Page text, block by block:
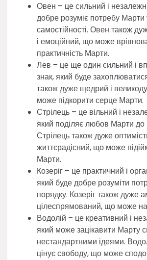
Овен – це сильний і
добре розуміє потребу Марти
самостійності. Овен також
і емоційний, що може
практичність Марти.
Лев – це ще один сильний і
знак, який буде
також дуже щедрий і
може підкорити серце Марти.
Стрілець – це вільний і
який поділяє любов Марти до
Стрілець також дуже
життєрадісний, що може
Марти.
Козеріг – це практичний і
який буде добре розуміти
порядку. Козеріг також дуже
цілеспрямований, що може
Водолій – це креативний і
який може зацікавити Марту
нестандартними ідеями.
цінує свободу, що може